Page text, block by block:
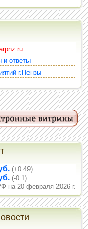
и ответы
г.Пензы
(+0.49)
(-0.1)
на 20 февраля 2026 г.